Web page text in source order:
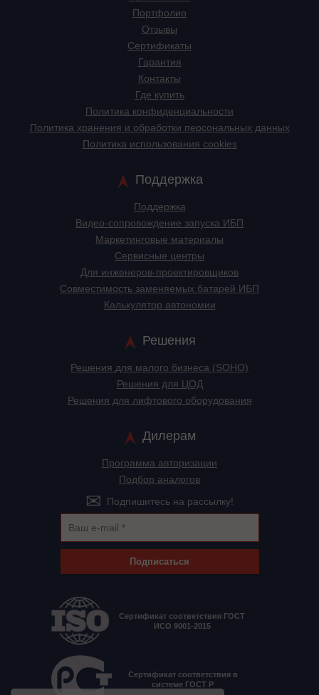
Портфолио
Отзывы
Сертификаты
Гарантия
Контакты
Где купить
Политика конфиденциальности
Политика хранения и обработки персональных данных
Политика использования cookies
Поддержка
Поддержка
Видео-сопровождение запуска ИБП
Маркетинговые материалы
Сервисные центры
Для инженеров-проектировщиков
Cовместимость заменяемых батарей ИБП
Калькулятор автономии
Решения
Решения для малого бизнеса (SOHO)
Решения для ЦОД
Решения для лифтового оборудования
Дилерам
Программа авторизации
Подбор аналогов
Подпишитесь на рассылку!
Подписаться
Сертификат соответствия ГОСТ
ИСО 9001-2015
Сертификат соответствия в
системе ГОСТ Р